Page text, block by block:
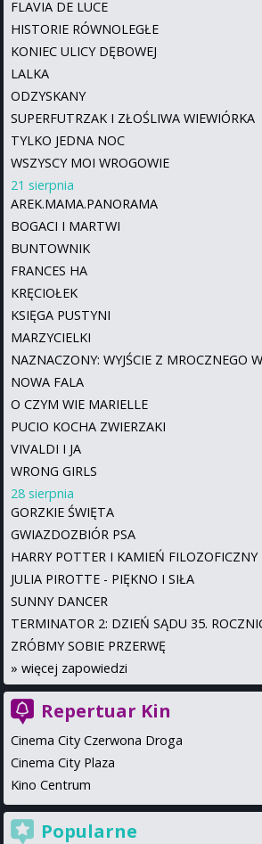
FLAVIA DE LUCE
HISTORIE RÓWNOLEGŁE
KONIEC ULICY DĘBOWEJ
LALKA
ODZYSKANY
SUPERFUTRZAK I ZŁOŚLIWA WIEWIÓRKA
TYLKO JEDNA NOC
WSZYSCY MOI WROGOWIE
21 sierpnia
AREK.MAMA.PANORAMA
BOGACI I MARTWI
BUNTOWNIK
FRANCES HA
KRĘCIOŁEK
KSIĘGA PUSTYNI
MARZYCIELKI
NAZNACZONY: WYJŚCIE Z MROCZNEGO
NOWA FALA
O CZYM WIE MARIELLE
PUCIO KOCHA ZWIERZAKI
VIVALDI I JA
WRONG GIRLS
28 sierpnia
GORZKIE ŚWIĘTA
GWIAZDOZBIÓR PSA
HARRY POTTER I KAMIEŃ FILOZOFICZNY
JULIA PIROTTE - PIĘKNO I SIŁA
SUNNY DANCER
TERMINATOR 2: DZIEŃ SĄDU 35.
ZRÓBMY SOBIE PRZERWĘ
» więcej zapowiedzi
Repertuar Kin
Cinema City Czerwona Droga
Cinema City Plaza
Kino Centrum
Popularne